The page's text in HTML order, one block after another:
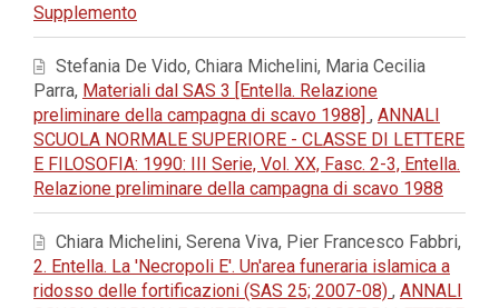
Supplemento
Stefania De Vido, Chiara Michelini, Maria Cecilia
Parra, Materiali dal SAS 3 [Entella. Relazione
preliminare della campagna di scavo 1988] , ANNALI
SCUOLA NORMALE SUPERIORE - CLASSE DI LETTERE
E FILOSOFIA: 1990: III Serie, Vol. XX, Fasc. 2-3, Entella.
Relazione preliminare della campagna di scavo 1988
Chiara Michelini, Serena Viva, Pier Francesco Fabbri,
2. Entella. La 'Necropoli E'. Un'area funeraria islamica a
ridosso delle fortificazioni (SAS 25; 2007-08) , ANNALI